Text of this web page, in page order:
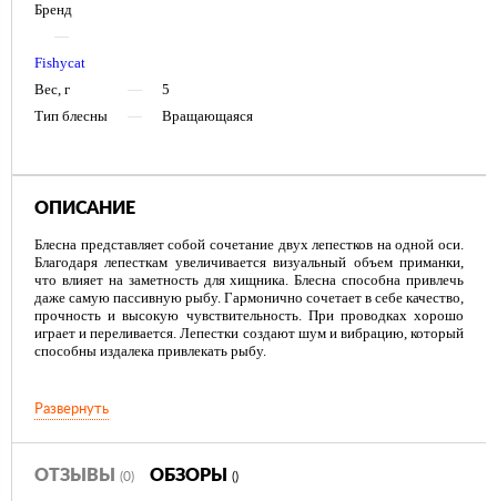
Бренд
—
Fishycat
Вес, г
—
5
Тип блесны
— Вращающаяся
ОПИСАНИЕ
Блесна представляет собой сочетание двух лепестков на одной оси.
Благодаря лепесткам увеличивается визуальный объем приманки,
что влияет на заметность для хищника. Блесна способна привлечь
даже самую пассивную рыбу. Гармонично сочетает в себе качество,
прочность и высокую чувствительность. При проводках хорошо
играет и переливается. Лепестки создают шум и вибрацию, который
способны издалека привлекать рыбу.
Развернуть
ОТЗЫВЫ (0) ОБЗОРЫ ()